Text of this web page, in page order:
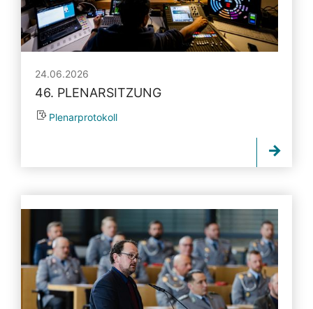
24.06.2026
46. PLENARSITZUNG
Plenarprotokoll